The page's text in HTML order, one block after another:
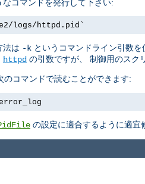
コマンドを発行して下さい:
logs/httpd.pid`
法は -k というコマンドライン引数
httpd の引数ですが、 制御用のスク
コマンドで読むことができます:
の設定に適合するように適宜